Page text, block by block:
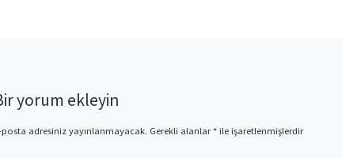
yorum ekleyin
posta adresiniz yayınlanmayacak. Gerekli alanlar*ile işaretlenmişlerdir